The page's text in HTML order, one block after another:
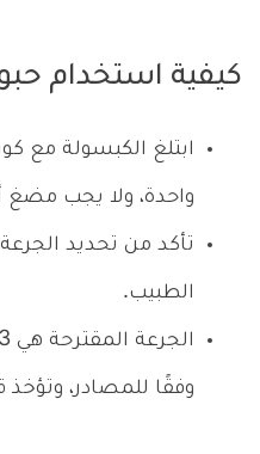
كيفية استخدام
ابتلغ الكبسولة مع
واحدة، ولا يجب مضغ
تأكد من تحديد
الطبيب.
وفقًا للمصادر، وتؤخذ